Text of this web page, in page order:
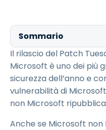
Sommario
Il rilascio del Patch
Microsoft è uno dei più
sicurezza dell’anno e
vulnerabilità di
non Microsoft
Anche se Microsoft